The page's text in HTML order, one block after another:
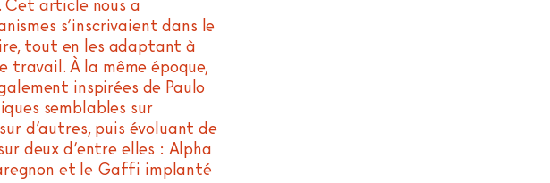
Cet article nous a
s’inscrivaient dans le
tout en les adaptant à
travail. À la même époque,
inspirées de Paulo
semblables sur
d’autres, puis évoluant de
deux d’entre elles : Alpha
et le Gaffi implanté